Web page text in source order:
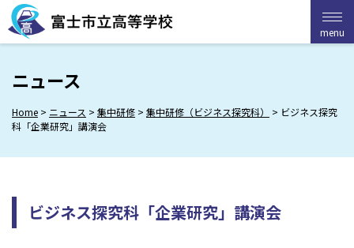
Skip
to
content
ニュース
Home > ニュース > 集中研修 > 集中研修（ビジネス探究科） > ビジネス探究
科「企業研究」講演会
ビジネス探究科「企業研究」講演会
menu
menu